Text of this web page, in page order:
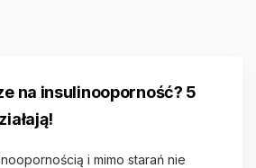
na insulinooporność? 5
i mimo starań nie